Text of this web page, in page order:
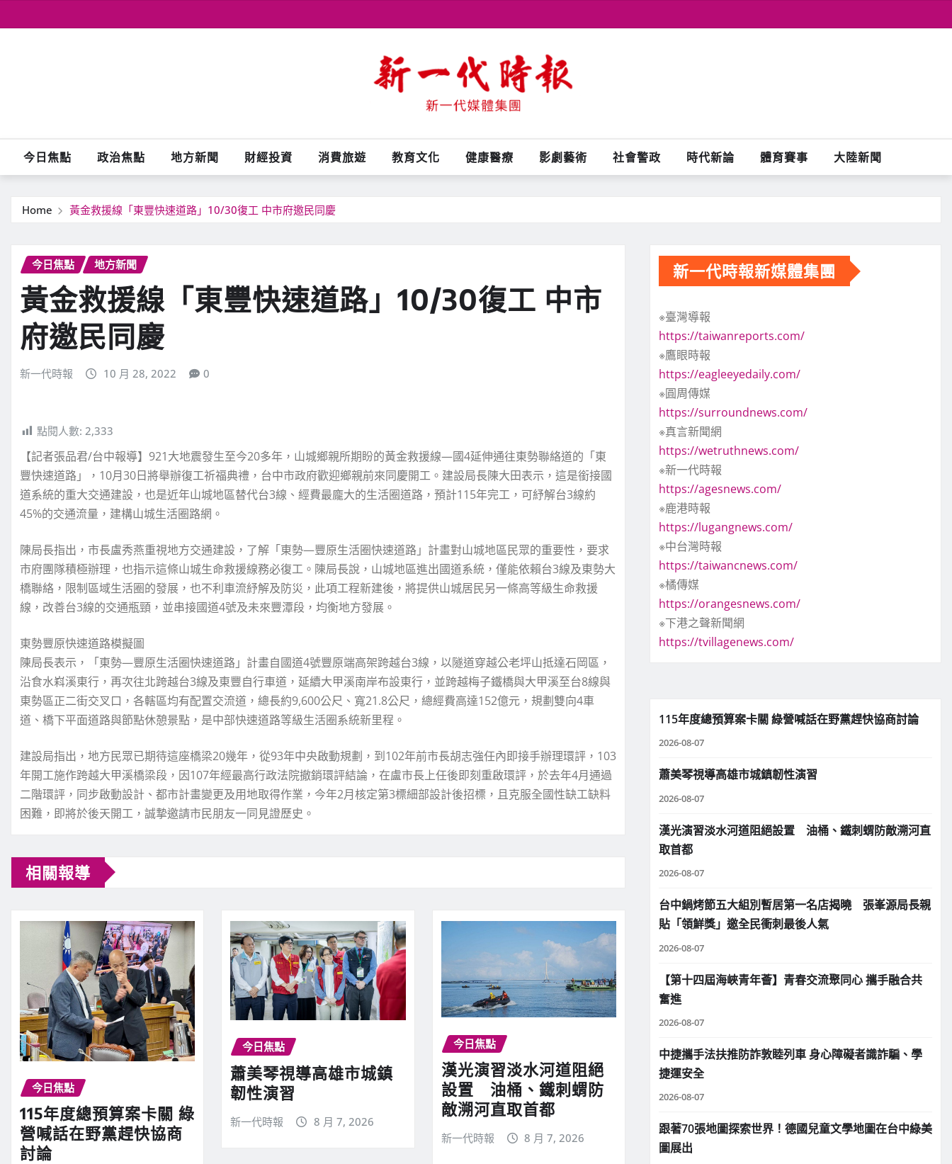
to
今日焦點 政治焦點 地方新聞 財經投資 消費旅遊 教育文化 健康醫療 影劇藝術 社會警政 時代新論 體育賽事 大陸新聞
Home 黃金救援線「東豐快速道路」10/30復工 中市府邀民同慶
今日焦點 地方新聞
黃金救援線「東豐快速道路」10/30復工 中市
府邀民同慶
新一代時報 10 月 28, 2022 0
點閱人數: 2,333
【記者張品君/台中報導】921大地震發生至今20多年，山城鄉親所期盼的黃金救援線—國4延伸通往東勢聯絡道的「東
豐快速道路」，10月30日將舉辦復工祈福典禮，台中市政府歡迎鄉親前來同慶開工。建設局長陳大田表示，這是銜接國
道系統的重大交通建設，也是近年山城地區替代台3線、經費最龐大的生活圈道路，預計115年完工，可紓解台3線約
45%的交通流量，建構山城生活圈路網。
陳局長指出，市長盧秀燕重視地方交通建設，了解「東勢—豐原生活圈快速道路」計畫對山城地區民眾的重要性，要求
市府團隊積極辦理，也指示這條山城生命救援線務必復工。陳局長說，山城地區進出國道系統，僅能依賴台3線及東勢大
橋聯絡，限制區域生活圈的發展，也不利車流紓解及防災，此項工程新建後，將提供山城居民另一條高等級生命救援
線，改善台3線的交通瓶頸，並串接國道4號及未來豐潭段，均衡地方發展。
東勢豐原快速道路模擬圖
陳局長表示，「東勢—豐原生活圈快速道路」計畫自國道4號豐原端高架跨越台3線，以隧道穿越公老坪山抵達石岡區，
沿食水嵙溪東行，再次往北跨越台3線及東豐自行車道，延續大甲溪南岸布設東行，並跨越梅子鐵橋與大甲溪至台8線與
東勢區正二街交叉口，各轄區均有配置交流道，總長約9,600公尺、寬21.8公尺，總經費高達152億元，規劃雙向4車
道、橋下平面道路與節點休憩景點，是中部快速道路等級生活圈系統新里程。
建設局指出，地方民眾已期待這座橋梁20幾年，從93年中央啟動規劃，到102年前市長胡志強任內即接手辦理環評，103
年開工施作跨越大甲溪橋梁段，因107年經最高行政法院撤銷環評結論，在盧市長上任後即刻重啟環評，於去年4月通過
二階環評，同步啟動設計、都市計畫變更及用地取得作業，今年2月核定第3標細部設計後招標，且克服全國性缺工缺料
困難，即將於後天開工，誠摯邀請市民朋友一同見證歷史。
相關報導
今日焦點
115年度總預算案卡關 綠
營喊話在野黨趕快協商
討論
今日焦點
蕭美琴視導高雄市城鎮
韌性演習
新一代時報 8 月 7, 2026
今日焦點
漢光演習淡水河道阻絕
設置 油桶、鐵刺蝟防
敵溯河直取首都
新一代時報 8 月 7, 2026
新一代時報新媒體集團
※臺灣導報
https://taiwanreports.com/
※鷹眼時報
https://eagleeyedaily.com/
※圓周傳媒
https://surroundnews.com/
※真言新聞網
https://wetruthnews.com/
※新一代時報
https://agesnews.com/
※鹿港時報
https://lugangnews.com/
※中台灣時報
https://taiwancnews.com/
※橘傳媒
https://orangesnews.com/
※下港之聲新聞網
https://tvillagenews.com/
115年度總預算案卡關 綠營喊話在野黨趕快協商討論
2026-08-07
蕭美琴視導高雄市城鎮韌性演習
2026-08-07
漢光演習淡水河道阻絕設置 油桶、鐵刺蝟防敵溯河直
取首都
2026-08-07
台中鍋烤節五大組別暫居第一名店揭曉 張峯源局長親
貼「領鮮獎」邀全民衝刺最後人氣
2026-08-07
【第十四屆海峽青年薈】青春交流聚同心 攜手融合共
奮進
2026-08-07
中捷攜手法扶推防詐敦睦列車 身心障礙者識詐騙、學
捷運安全
2026-08-07
跟著70張地圖探索世界！德國兒童文學地圖在台中綠美
圖展出